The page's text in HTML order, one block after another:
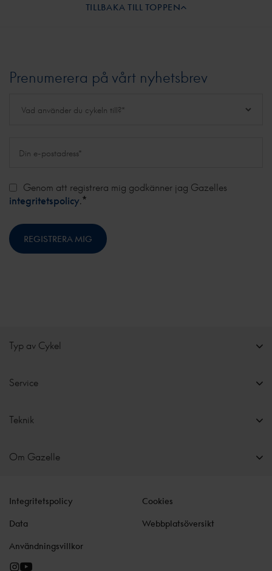
Prenumerera på vårt nyhetsbrev
Genom att registrera mig godkänner jag Gazelles
integritetspolicy.*
TILLBAKA TILL TOPPEN
Typ av Cykel
Service
Teknik
Om Gazelle
Integritetspolicy Cookies
Data Webbplatsöversikt
Användningsvillkor